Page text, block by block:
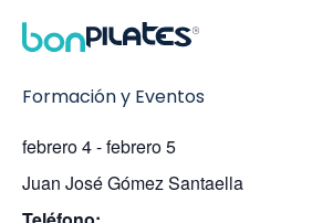
Formación y Eventos
febrero 4-febrero 5
Juan José Gómez Santaella